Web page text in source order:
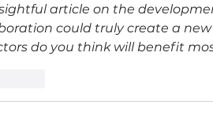
article on the
could truly create a new
do you think will benefit